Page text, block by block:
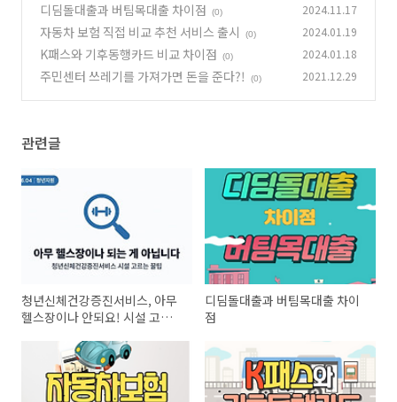
요! 시설 고르는 꿀팁 (0)
디딤돌대출과 버팀목대출 차이점 (0) 2024.11.17
자동차 보험 직접 비교 추천 서비스 출시 (0) 2024.01.19
K패스와 기후동행카드 비교 차이점 (0) 2024.01.18
주민센터 쓰레기를 가져가면 돈을 준다?! (0) 2021.12.29
관련글
청년신체건강증진서비스, 아무
헬스장이나 안되요! 시설 고르는
디딤돌대출과 버팀목대출 차이
점